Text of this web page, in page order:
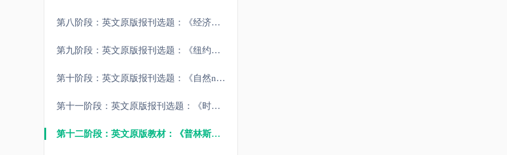
第八阶段：英文原版报刊选题：《经济学人》选题
第九阶段：英文原版报刊选题：《纽约时报》选题
第十阶段：英文原版报刊选题：《自然nature》选题
第十一阶段：英文原版报刊选题：《时代周刊times》选题
第十二阶段：英文原版教材：《普林斯顿微积分读本》